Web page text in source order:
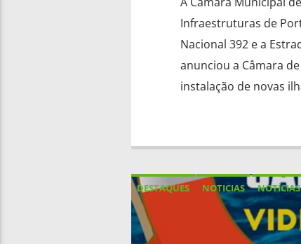
Infraestruturas de
Nacional 392 e a
anunciou a Câmara
instalação de novas
DESTAQUES NOTICIAS